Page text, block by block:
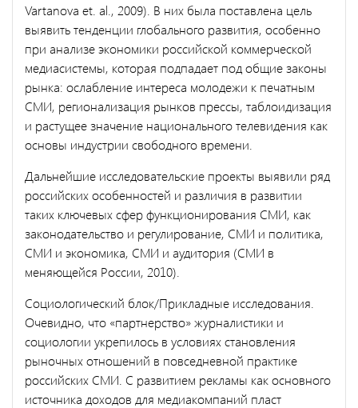
Vartanova et. al., 2009). В них была поставлена цель
выявить тенден­ции глобального развития, особенно
при анализе экономики россий­ской коммерческой
медиасистемы, которая подпадает под общие за­коны
рынка: ослабление интереса молодежи к печатным
СМИ, регионализация рынков прессы, таблоидизация
и растущее значение национального телевидения как
основы индустрии свободного вре­мени.
Дальнейшие исследовательские проекты выявили ряд
российских особенностей и различия в развитии
таких ключевых сфер функцио­нирования СМИ, как
законодательство и регулирование, СМИ и по­литика,
СМИ и экономика, СМИ и аудитория (СМИ в
меняющейся России, 2010).
Социологический блок/Прикладные исследования.
Очевидно, что «партнерство» журналистики и
социологии укрепилось в условиях становления
рыночных отношений в повседневной практике
россий­ских СМИ. С развитием рекламы как основного
источника доходов для медиакомпаний пласт